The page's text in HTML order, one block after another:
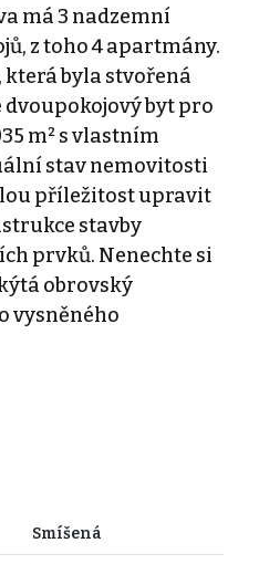
má 3 nadzemní
z toho 4 apartmány.
byla stvořená
byt pro
m² s vlastním
stav nemovitosti
příležitost upravit
stavby
prvků. Nenechte si
obrovský
vysněného
Smíšená